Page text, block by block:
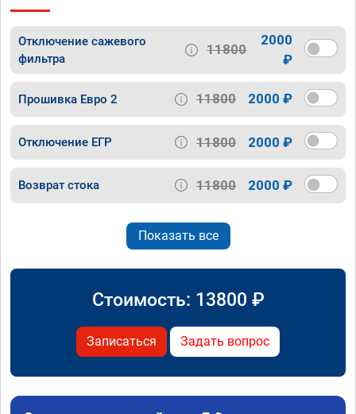
Отключение сажевого
фильтра
11800
2000
₽
Прошивка Евро 2 11800 2000 ₽
Отключение ЕГР 11800 2000 ₽
Возврат стока 11800 2000 ₽
Показать все
Стоимость: 13800 ₽
Записаться Задать вопрос